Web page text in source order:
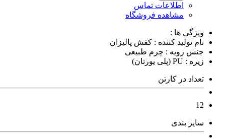
اطلاعات تماس
مشاهده فروشگاه
ویژگی ها :
نام تولید کننده : کفش پالیزان
جنس رویه : چرم طبیعی
زیره : PU (پلی یورتان)
تعداد در کارتن
12
سایز بندی